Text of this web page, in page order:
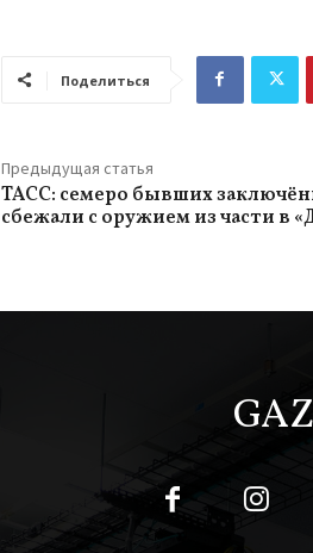
Поделиться
Предыдущая статья
ТАСС: семеро бывших
сбежали с оружием из части в